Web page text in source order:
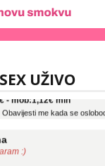
UŽIVO
677-677 - Kod: #69
- mob:1,12€ min
Obavijesti me kada se oslobodi
:)
iz predgrađa traži...